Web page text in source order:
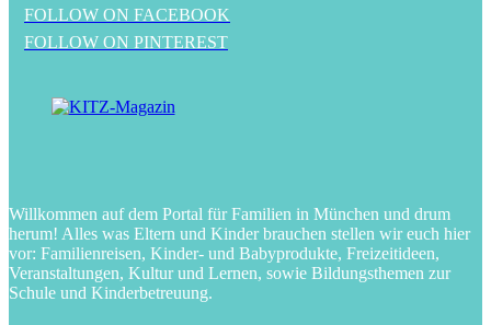
FOLLOW ON FACEBOOK
FOLLOW ON PINTEREST
Willkommen auf dem Portal für Familien in München und drum
herum! Alles was Eltern und Kinder brauchen stellen wir euch hier
vor: Familienreisen, Kinder- und Babyprodukte, Freizeitideen,
Veranstaltungen, Kultur und Lernen, sowie Bildungsthemen zur
Schule und Kinderbetreuung.